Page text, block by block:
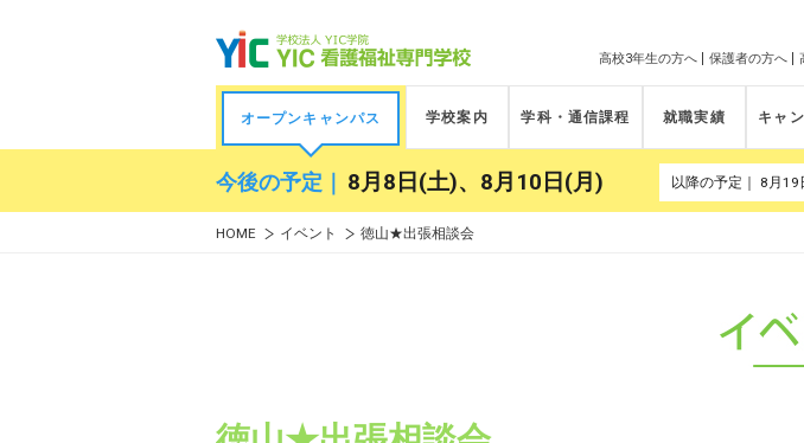
高校3年生の方へ 保護者の方へ
オープンキャンパス 学校案内 学科・通信課程 就職実績 キャ
今後の予定｜ 8月8日(土)、8月10日(月)
HOME イベント 徳山★出張相談会